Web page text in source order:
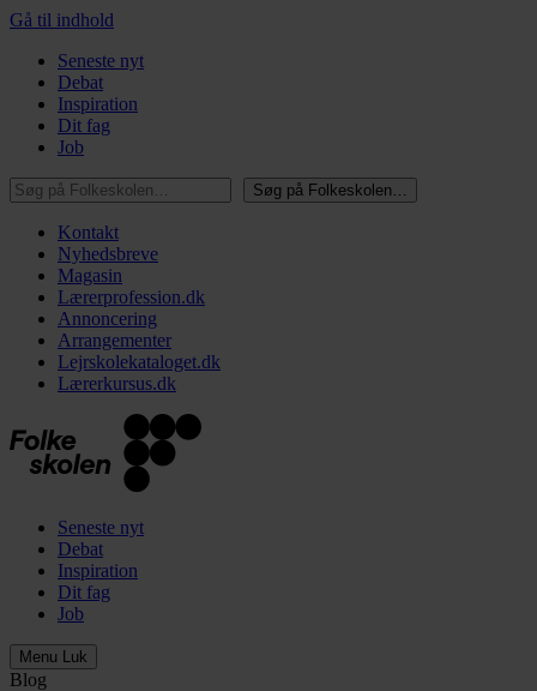
Gå til indhold
Seneste nyt
Debat
Inspiration
Dit fag
Job
Søg på Folkeskolen…
Søg på Folkeskolen…
Kontakt
Nyhedsbreve
Magasin
Lærerprofession.dk
Annoncering
Arrangementer
Lejrskolekataloget.dk
Lærerkursus.dk
Seneste nyt
Debat
Inspiration
Dit fag
Job
Menu Luk
Blog